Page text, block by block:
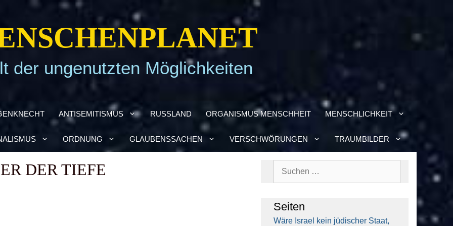
der ungenutzten Möglichkeiten
ANTI­SE­MI­TIS­MUS RUSS­LAND ORGA­NIS­MUS MENSCH­HEIT MENSCH­LICH­KEIT
ORD­NUNG GLAU­BENS­SA­CHEN VER­SCHWÖ­RUN­GEN TRAUM­BIL­DER
DER TIE­FE
Sei­ten
Wäre Isra­el kein jüdi­scher Staat,